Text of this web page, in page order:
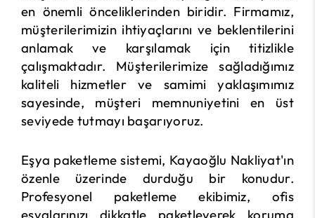
en önemli önceliklerinden biridir. Firmamız,
müşterilerimizin ihtiyaçlarını ve beklentilerini
anlamak ve karşılamak için titizlikle
çalışmaktadır. Müşterilerimize sağladığımız
kaliteli hizmetler ve samimi yaklaşımımız
sayesinde, müşteri memnuniyetini en üst
seviyede tutmayı başarıyoruz.
Eşya paketleme sistemi, Kayaoğlu Nakliyat'ın
özenle üzerinde durduğu bir konudur.
Profesyonel paketleme ekibimiz, ofis
eşyalarınızı dikkatle paketleyerek koruma